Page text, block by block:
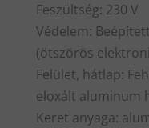
Feszültség: 230 V
Védelem:
(ötszörös
Felület, hátlap:
eloxált aluminum
Keret anyaga: